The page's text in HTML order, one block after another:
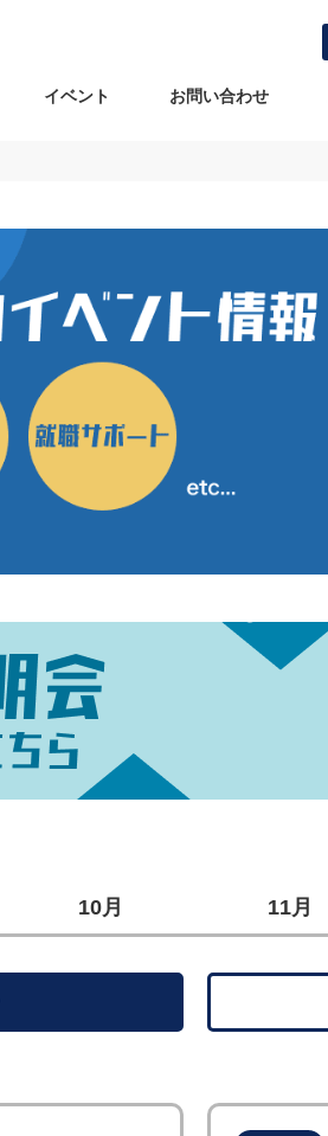
イベント お問い合わせ
10月 11月